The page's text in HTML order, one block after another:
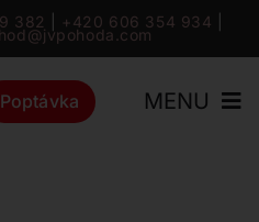
382 +420 606 354 934
Poptávka MENU